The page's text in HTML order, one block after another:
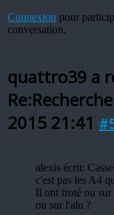
Connexion pour
conversation.
quattro39 a
2015 21:41
alexis écrit:
c'est pas les A4
Il ont froté ou sur
ou sur l'alu ?